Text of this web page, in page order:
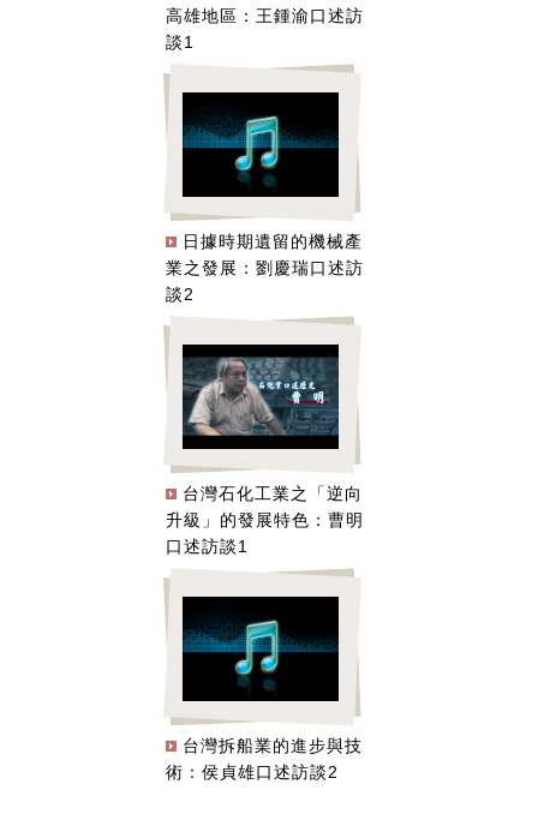
高雄地區：王鍾渝口述訪
談1
日據時期遺留的機械產
業之發展：劉慶瑞口述訪
談2
台灣石化工業之「逆向
升級」的發展特色：曹明
口述訪談1
台灣拆船業的進步與技
術：侯貞雄口述訪談2